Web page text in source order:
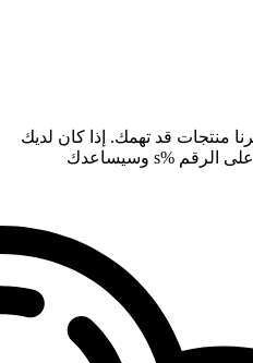
منتجات قد تهمك. إذا كان لديك
طلب محدد، راسلنا عبر واتساب على الرقم %s وسيساعدك